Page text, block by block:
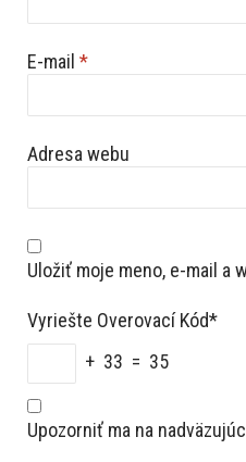
E-mail *
Adresa webu
Uložiť moje meno, e-mail a
Vyriešte Overovací Kód*
+ 33 = 35
Upozorniť ma na